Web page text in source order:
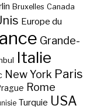
Bruxelles Canada
Europe du
Grande-
Italie
New York Paris
Rome
Turquie USA